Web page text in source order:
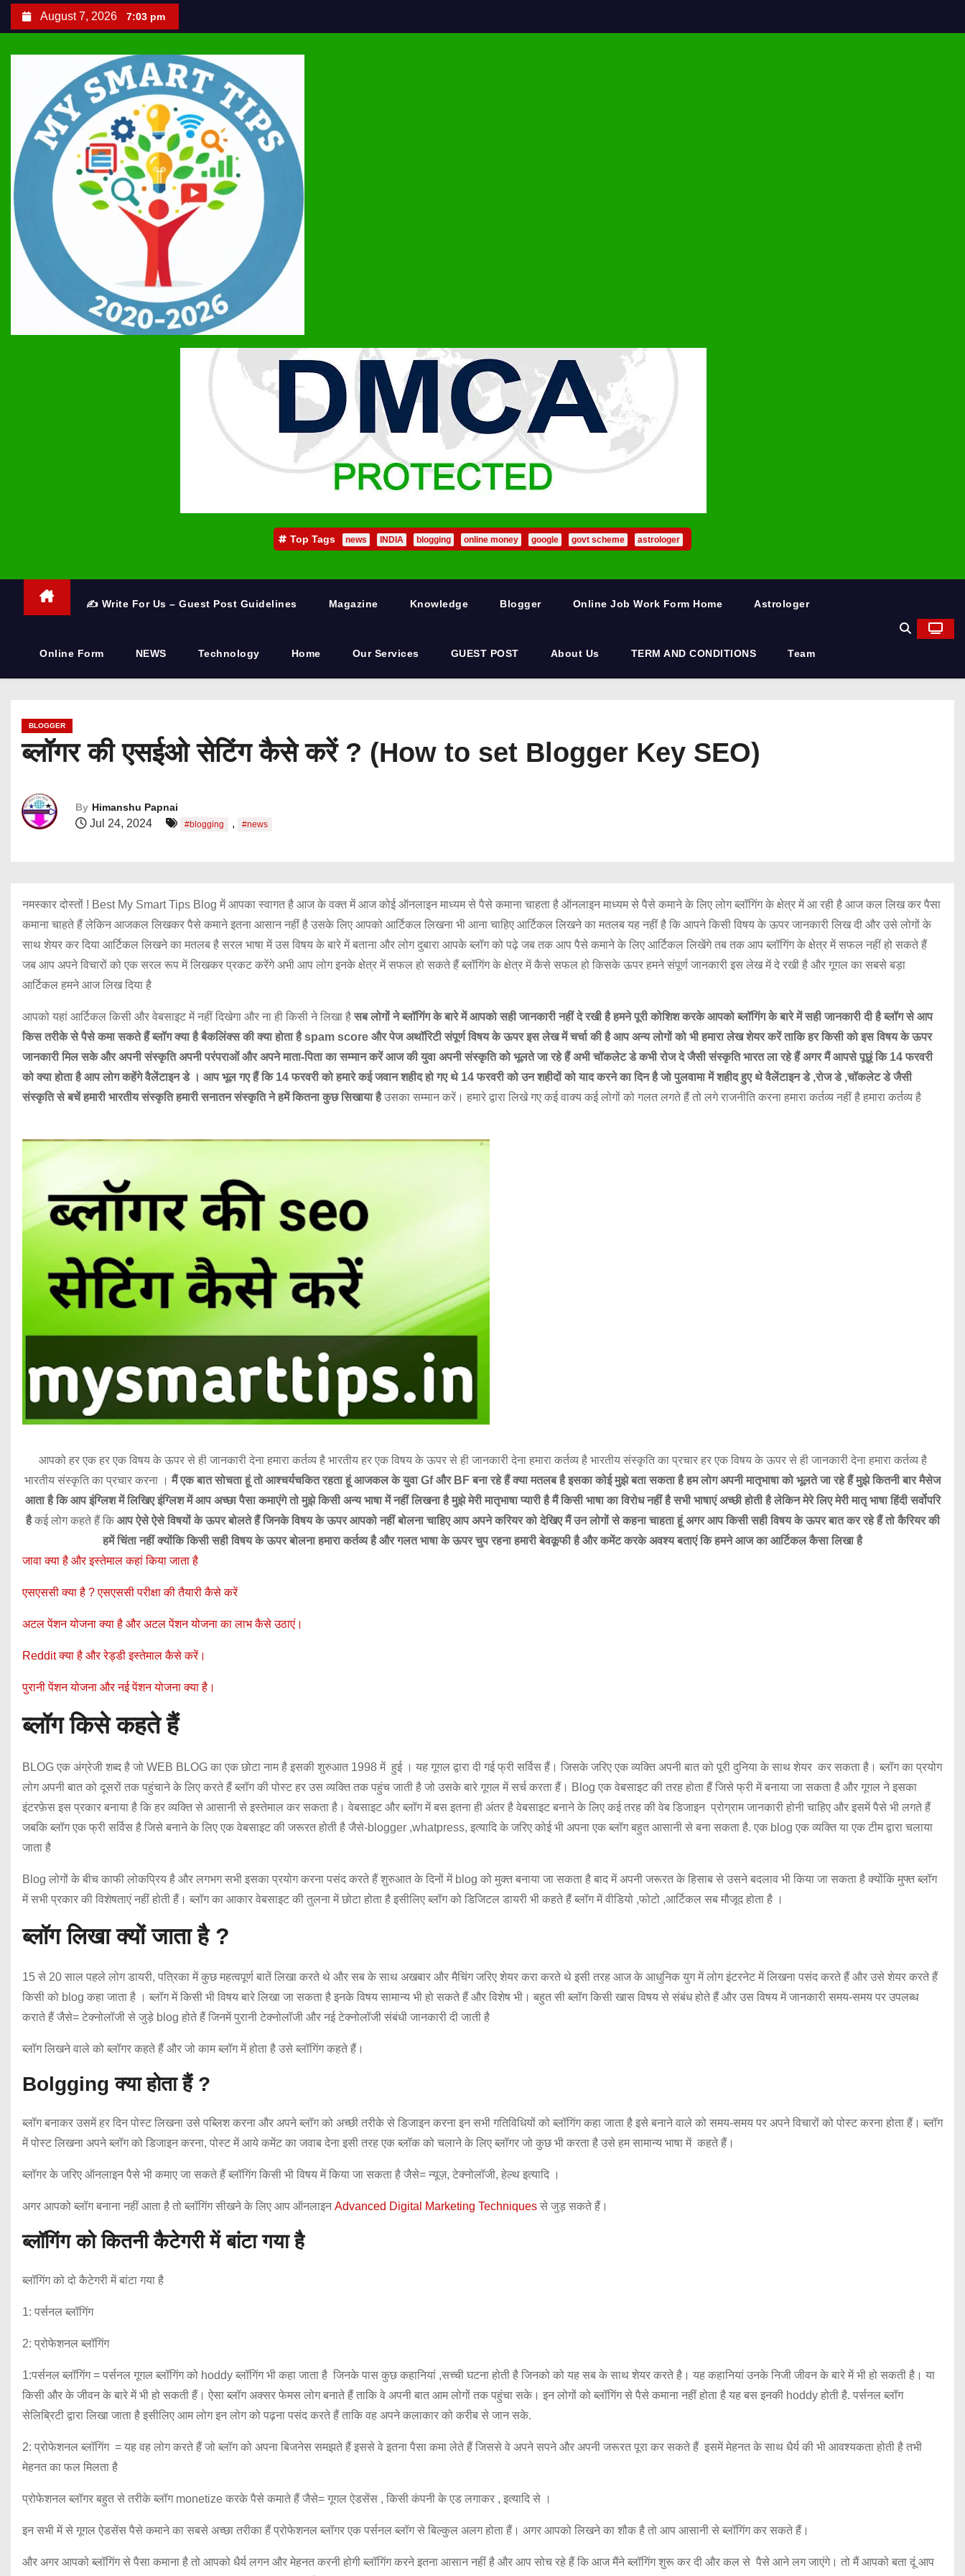
August 7, 2026 7:03 pm
Top Tags news INDIA blogging online money google govt scheme astrologer
✍️ Write For Us – Guest Post Guidelines Magazine Knowledge Blogger Online Job Work Form Home Astrologer
Online Form NEWS Technology Home Our Services GUEST POST About Us TERM AND CONDITIONS Team
BLOGGER
ब्लॉगर की एसईओ सेटिंग कैसे करें ? (How to set Blogger Key SEO)
By Himanshu Papnai
Jul 24, 2024 #blogging , #news
नमस्कार दोस्तों ! Best My Smart Tips Blog में आपका स्वागत है आज के वक्त में आज कोई ऑनलाइन माध्यम से पैसे कमाना चाहता है ऑनलाइन माध्यम से पैसे कमाने के लिए लोग ब्लॉगिंग के क्षेत्र में आ रही है आज कल लिख कर पैसा
कमाना चाहते हैं लेकिन आजकल लिखकर पैसे कमाने इतना आसान नहीं है उसके लिए आपको आर्टिकल लिखना भी आना चाहिए आर्टिकल लिखने का मतलब यह नहीं है कि आपने किसी विषय के ऊपर जानकारी लिख दी और उसे लोगों के
साथ शेयर कर दिया आर्टिकल लिखने का मतलब है सरल भाषा में उस विषय के बारे में बताना और लोग दुबारा आपके ब्लॉग को पढ़े जब तक आप पैसे कमाने के लिए आर्टिकल लिखेंगे तब तक आप ब्लॉगिंग के क्षेत्र में सफल नहीं हो सकते हैं
जब आप अपने विचारों को एक सरल रूप में लिखकर प्रकट करेंगे अभी आप लोग इनके क्षेत्र में सफल हो सकते हैं ब्लॉगिंग के क्षेत्र में कैसे सफल हो किसके ऊपर हमने संपूर्ण जानकारी इस लेख में दे रखी है और गूगल का सबसे बड़ा
आर्टिकल हमने आज लिख दिया है
आपको यहां आर्टिकल किसी और वेबसाइट में नहीं दिखेगा और ना ही किसी ने लिखा हैसब लोगों ने ब्लॉगिंग के बारे में आपको सही जानकारी नहीं दे रखी है हमने पूरी कोशिश करके आपको ब्लॉगिंग के बारे में सही जानकारी दी है ब्लॉग से आप
किस तरीके से पैसे कमा सकते हैं ब्लॉग क्या है बैकलिंक्स की क्या होता है spam score और पेज अथॉरिटी संपूर्ण विषय के ऊपर इस लेख में चर्चा की है आप अन्य लोगों को भी हमारा लेख शेयर करें ताकि हर किसी को इस विषय के ऊपर
जानकारी मिल सके और अपनी संस्कृति अपनी परंपराओं और अपने माता-पिता का सम्मान करें आज की युवा अपनी संस्कृति को भूलते जा रहे हैं अभी चॉकलेट डे कभी रोज दे जैसी संस्कृति भारत ला रहे हैं अगर मैं आपसे पूछूं कि 14 फरवरी
को क्या होता है आप लोग कहेंगे वैलेंटाइन डे । आप भूल गए हैं कि 14 फरवरी को हमारे कई जवान शहीद हो गए थे 14 फरवरी को उन शहीदों को याद करने का दिन है जो पुलवामा में शहीद हुए थे वैलेंटाइन डे ,रोज डे ,चॉकलेट डे जैसी
संस्कृति से बचें हमारी भारतीय संस्कृति हमारी सनातन संस्कृति ने हमें कितना कुछ सिखाया हैउसका सम्मान करें। हमारे द्वारा लिखे गए कई वाक्य कई लोगों को गलत लगते हैं तो लगे राजनीति करना हमारा कर्तव्य नहीं है हमारा कर्तव्य है
आपको हर एक हर एक विषय के ऊपर से ही जानकारी देना हमारा कर्तव्य है भारतीय हर एक विषय के ऊपर से ही जानकारी देना हमारा कर्तव्य है भारतीय संस्कृति का प्रचार हर एक विषय के ऊपर से ही जानकारी देना हमारा कर्तव्य है
भारतीय संस्कृति का प्रचार करना । मैं एक बात सोचता हूं तो आश्चर्यचकित रहता हूं आजकल के युवा Gf और BF बना रहे हैं क्या मतलब है इसका कोई मुझे बता सकता है हम लोग अपनी मातृभाषा को भूलते जा रहे हैं मुझे कितनी बार मैसेज
आता है कि आप इंग्लिश में लिखिए इंग्लिश में आप अच्छा पैसा कमाएंगे तो मुझे किसी अन्य भाषा में नहीं लिखना है मुझे मेरी मातृभाषा प्यारी है मैं किसी भाषा का विरोध नहीं है सभी भाषाएं अच्छी होती है लेकिन मेरे लिए मेरी मातृ भाषा हिंदी सर्वोपरि
है कई लोग कहते हैं कि आप ऐसे ऐसे विषयों के ऊपर बोलते हैं जिनके विषय के ऊपर आपको नहीं बोलना चाहिए आप अपने करियर को देखिए मैं उन लोगों से कहना चाहता हूं अगर आप किसी सही विषय के ऊपर बात कर रहे हैं तो कैरियर की
हमें चिंता नहीं क्योंकि किसी सही विषय के ऊपर बोलना हमारा कर्तव्य है और गलत भाषा के ऊपर चुप रहना हमारी बेवकूफी है और कमेंट करके अवश्य बताएं कि हमने आज का आर्टिकल कैसा लिखा है
जावा क्या है और इस्तेमाल कहां किया जाता है
एसएससी क्या है ? एसएससी परीक्षा की तैयारी कैसे करें
अटल पेंशन योजना क्या है और अटल पेंशन योजना का लाभ कैसे उठाएं।
Reddit क्या है और रेड्डी इस्तेमाल कैसे करें।
पुरानी पेंशन योजना और नई पेंशन योजना क्या है।
ब्लॉग किसे कहते हैं
BLOG एक अंग्रेजी शब्द है जो WEB BLOG का एक छोटा नाम है इसकी शुरुआत 1998 में हुई । यह गूगल द्वारा दी गई फ्री सर्विस हैं। जिसके जरिए एक व्यक्ति अपनी बात को पूरी दुनिया के साथ शेयर कर सकता है। ब्लॉग का प्रयोग
लोग अपनी बात को दूसरों तक पहुंचाने के लिए करते हैं ब्लॉग की पोस्ट हर उस व्यक्ति तक पहुंच जाती है जो उसके बारे गूगल में सर्च करता हैं। Blog एक वेबसाइट की तरह होता हैं जिसे फ्री में बनाया जा सकता है और गूगल ने इसका
इंटरफ़ेस इस प्रकार बनाया है कि हर व्यक्ति से आसानी से इस्तेमाल कर सकता है। वेबसाइट और ब्लॉग में बस इतना ही अंतर है वेबसाइट बनाने के लिए कई तरह की वेब डिजाइन प्रोग्राम जानकारी होनी चाहिए और इसमें पैसे भी लगते हैं
जबकि ब्लॉग एक फ्री सर्विस है जिसे बनाने के लिए एक वेबसाइट की जरूरत होती है जैसे-blogger ,whatpress, इत्यादि के जरिए कोई भी अपना एक ब्लॉग बहुत आसानी से बना सकता है. एक blog एक व्यक्ति या एक टीम द्वारा चलाया
जाता है
Blog लोगों के बीच काफी लोकप्रिय है और लगभग सभी इसका प्रयोग करना पसंद करते हैं शुरुआत के दिनों में blog को मुक्त बनाया जा सकता है बाद में अपनी जरूरत के हिसाब से उसने बदलाव भी किया जा सकता है क्योंकि मुफ्त ब्लॉग
में सभी प्रकार की विशेषताएं नहीं होती हैं। ब्लॉग का आकार वेबसाइट की तुलना में छोटा होता है इसीलिए ब्लॉग को डिजिटल डायरी भी कहते हैं ब्लॉग में वीडियो ,फोटो ,आर्टिकल सब मौजूद होता है ।
ब्लॉग लिखा क्यों जाता है ?
15 से 20 साल पहले लोग डायरी, पत्रिका में कुछ महत्वपूर्ण बातें लिखा करते थे और सब के साथ अखबार और मैचिंग जरिए शेयर करा करते थे इसी तरह आज के आधुनिक युग में लोग इंटरनेट में लिखना पसंद करते हैं और उसे शेयर करते हैं
किसी को blog कहा जाता है । ब्लॉग में किसी भी विषय बारे लिखा जा सकता है इनके विषय सामान्य भी हो सकते हैं और विशेष भी। बहुत सी ब्लॉग किसी खास विषय से संबंध होते हैं और उस विषय में जानकारी समय-समय पर उपलब्ध
कराते हैं जैसे= टेक्नोलॉजी से जुड़े blog होते हैं जिनमें पुरानी टेक्नोलॉजी और नई टेक्नोलॉजी संबंधी जानकारी दी जाती है
ब्लॉग लिखने वाले को ब्लॉगर कहते हैं और जो काम ब्लॉग में होता है उसे ब्लॉगिंग कहते हैं।
Bolgging क्या होता हैं ?
ब्लॉग बनाकर उसमें हर दिन पोस्ट लिखना उसे पब्लिश करना और अपने ब्लॉग को अच्छी तरीके से डिजाइन करना इन सभी गतिविधियों को ब्लॉगिंग कहा जाता है इसे बनाने वाले को समय-समय पर अपने विचारों को पोस्ट करना होता हैं। ब्लॉग
में पोस्ट लिखना अपने ब्लॉग को डिजाइन करना, पोस्ट में आये कमेंट का जवाब देना इसी तरह एक ब्लॉक को चलाने के लिए ब्लॉगर जो कुछ भी करता है उसे हम सामान्य भाषा में कहते हैं।
ब्लॉगर के जरिए ऑनलाइन पैसे भी कमाए जा सकते हैं ब्लॉगिंग किसी भी विषय में किया जा सकता है जैसे= न्यूज़, टेक्नोलॉजी, हेल्थ इत्यादि ।
अगर आपको ब्लॉग बनाना नहीं आता है तो ब्लॉगिंग सीखने के लिए आप ऑनलाइनAdvanced Digital Marketing Techniques से जुड़ सकते हैं।
ब्लॉगिंग को कितनी कैटेगरी में बांटा गया है
ब्लॉगिंग को दो कैटेगरी में बांटा गया है
1: पर्सनल ब्लॉगिंग
2: प्रोफेशनल ब्लॉगिंग
1:पर्सनल ब्लॉगिंग = पर्सनल गूगल ब्लॉगिंग को hoddy ब्लॉगिंग भी कहा जाता है जिनके पास कुछ कहानियां ,सच्ची घटना होती है जिनको को यह सब के साथ शेयर करते है। यह कहानियां उनके निजी जीवन के बारे में भी हो सकती है। या
किसी और के जीवन के बारे में भी हो सकती हैं। ऐसा ब्लॉग अक्सर फेमस लोग बनाते हैं ताकि वे अपनी बात आम लोगों तक पहुंचा सके। इन लोगों को ब्लॉगिंग से पैसे कमाना नहीं होता है यह बस इनकी hoddy होती है. पर्सनल ब्लॉग
सेलिब्रिटी द्वारा लिखा जाता है इसीलिए आम लोग इन लोग को पढ़ना पसंद करते हैं ताकि वह अपने कलाकार को करीब से जान सके.
2: प्रोफेशनल ब्लॉगिंग = यह वह लोग करते हैं जो ब्लॉग को अपना बिजनेस समझते हैं इससे वे इतना पैसा कमा लेते हैं जिससे वे अपने सपने और अपनी जरूरत पूरा कर सकते हैं इसमें मेहनत के साथ धैर्य की भी आवश्यकता होती है तभी
मेहनत का फल मिलता है
प्रोफेशनल ब्लॉगर बहुत से तरीके ब्लॉग monetize करके पैसे कमाते हैं जैसे= गूगल ऐडसेंस , किसी कंपनी के एड लगाकर , इत्यादि से ।
इन सभी में से गूगल ऐडसेंस पैसे कमाने का सबसे अच्छा तरीका हैं प्रोफेशनल ब्लॉगर एक पर्सनल ब्लॉग से बिल्कुल अलग होता हैं। अगर आपको लिखने का शौक है तो आप आसानी से ब्लॉगिंग कर सकते हैं।
और अगर आपको ब्लॉगिंग से पैसा कमाना है तो आपको धैर्य लगन और मेहनत करनी होगी ब्लॉगिंग करने इतना आसान नहीं है और आप सोच रहे हैं कि आज मैंने ब्लॉगिंग शुरू कर दी और कल से पैसे आने लग जाएंगे। तो मैं आपको बता दूं आप